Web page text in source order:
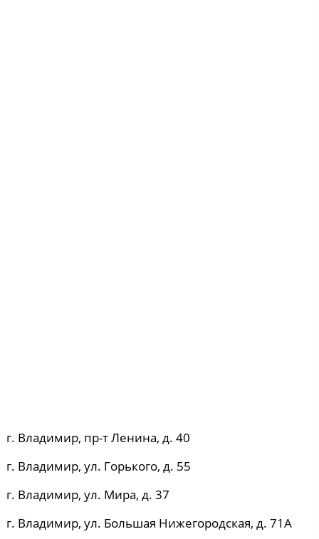
г. Владимир, пр-т Ленина, д. 40
г. Владимир, ул. Горького, д. 55
г. Владимир, ул. Мира, д. 37
г. Владимир, ул. Большая Нижегородская, д. 71А